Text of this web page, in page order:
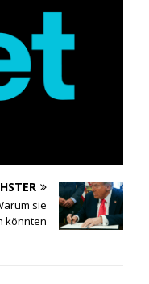
sie
könnten